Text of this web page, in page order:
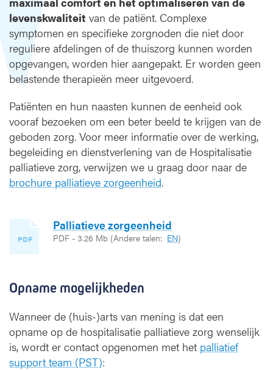
levenskwaliteit van de patiënt. Complexe
symptomen en specifieke zorgnoden die niet door
reguliere afdelingen of de thuiszorg kunnen worden
opgevangen, worden hier aangepakt. Er worden geen
belastende therapieën meer uitgevoerd.
Patiënten en hun naasten kunnen de eenheid ook
vooraf bezoeken om een beter beeld te krijgen van de
geboden zorg. Voor meer informatie over de werking,
begeleiding en dienstverlening van de Hospitalisatie
palliatieve zorg, verwijzen we u graag door naar de
brochure palliatieve zorgeenheid.
PDF
Palliatieve zorgeenheid
PDF - 3.26 Mb (Andere talen: EN)
Opname mogelijkheden
Wanneer de (huis-)arts van mening is dat een
opname op de hospitalisatie palliatieve zorg wenselijk
is, wordt er contact opgenomen met het palliatief
support team (PST):